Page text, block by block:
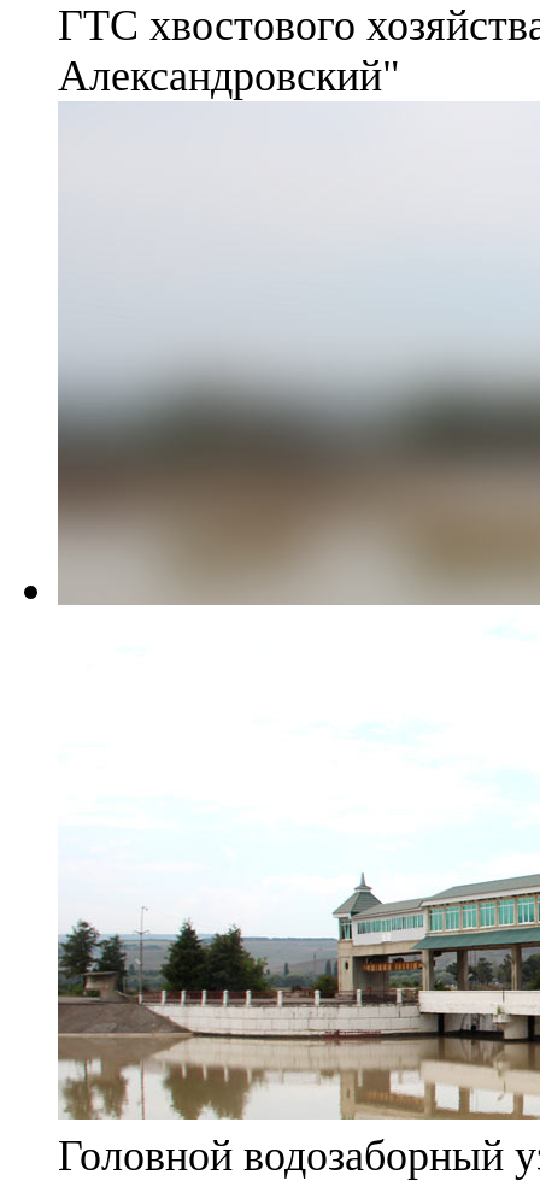
ГТС хвостового
Александровский"
Головной водозаборный